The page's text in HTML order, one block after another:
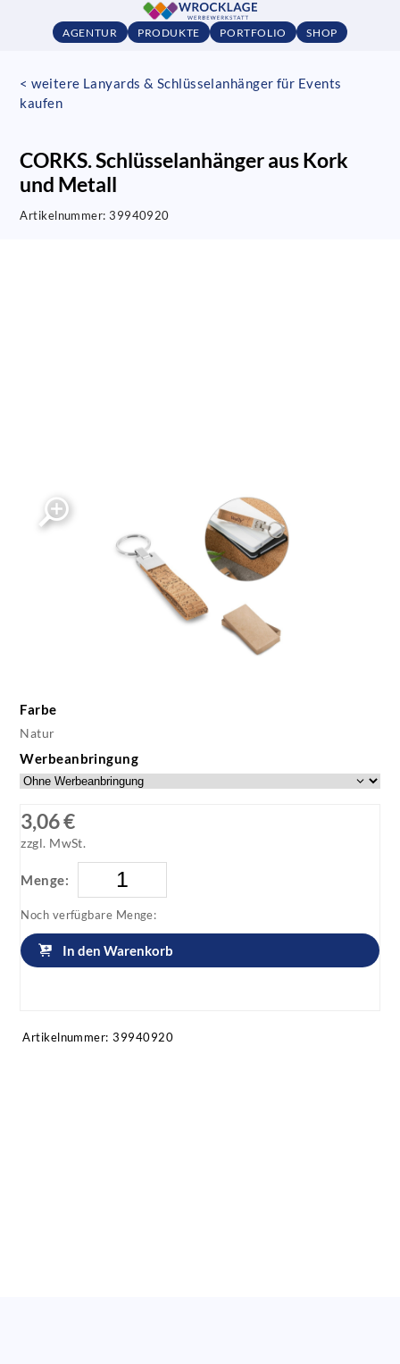
AGENTUR PRODUKTE PORTFOLIO SHOP
< weitere Lanyards & Schlüsselanhänger für Events
kaufen
CORKS. Schlüsselanhänger aus Kork
und Metall
Artikelnummer:39940920
Farbe
Natur
Werbeanbringung
3,06 €
zzgl. MwSt.
Menge:
Noch verfügbare Menge:
In den Warenkorb
Artikelnummer: 39940920